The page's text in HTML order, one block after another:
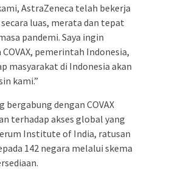
AstraZeneca telah bekerja
luas, merata dan tepat
pandemi. Saya ingin
pemerintah Indonesia,
masyarakat di Indonesia akan
kami.”
dengan COVAX
terhadap akses global yang
Institute of India, ratusan
142 negara melalui skema